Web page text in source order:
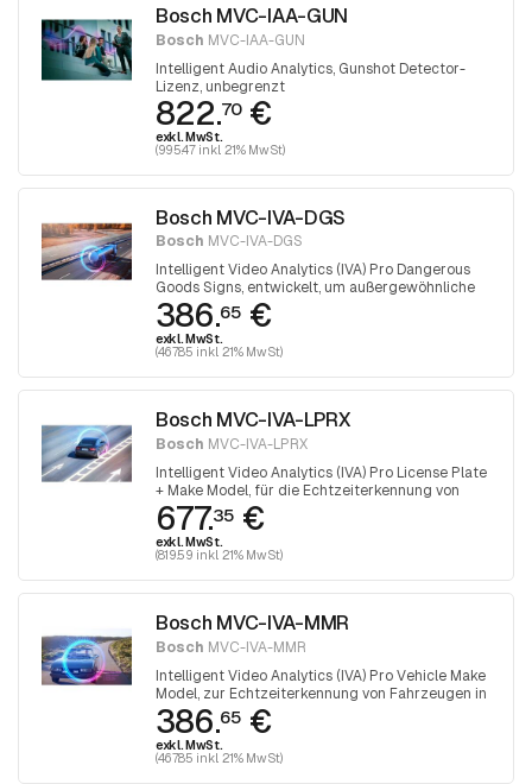
Bosch MVC-IAA-GUN
Bosch MVC-IAA-GUN
Intelligent Audio Analytics, Gunshot Detector-
Lizenz, unbegrenzt
822.70€
exkl. MwSt.
(995.47 inkl. 21% MwSt)
Bosch MVC-IVA-DGS
Bosch MVC-IVA-DGS
Intelligent Video Analytics (IVA) Pro Dangerous
Goods Signs, entwickelt, um außergewöhnliche
Leistungen bei der Erkennung und dem Lesen von
ADR-Schildern an LKWs zu erbringen
386.65 €
exkl. MwSt.
(467.85 inkl. 21% MwSt)
Bosch MVC-IVA-LPRX
Bosch MVC-IVA-LPRX
Intelligent Video Analytics (IVA) Pro License Plate
+ Make Model, für die Echtzeiterkennung von
Kennzeichen und die Fahrzeugerkennung in
Parkanwendungen oder städtischen
Umgebungen.
677.35 €
exkl. MwSt.
(819.59 inkl. 21% MwSt)
Bosch MVC-IVA-MMR
Bosch MVC-IVA-MMR
Intelligent Video Analytics (IVA) Pro Vehicle Make
Model, zur Echtzeiterkennung von Fahrzeugen in
Parkanwendungen oder städtischen
Umgebungen
386.65 €
exkl. MwSt.
(467.85 inkl. 21% MwSt)